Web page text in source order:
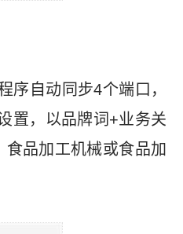
序自动同步4个端口，
置，以品牌词+业务关
品加工机械或食品加